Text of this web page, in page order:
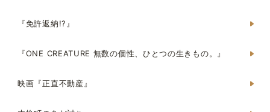
『免許返納!?』
『ONE CREATURE 無数の個性、ひとつの生きもの。』
映画『正直不動産』